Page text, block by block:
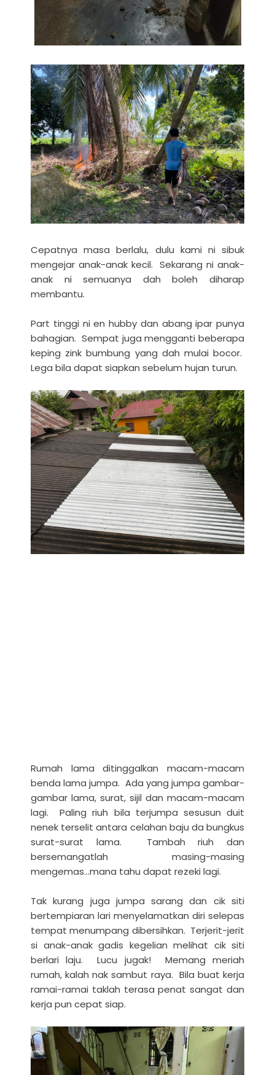
Cepatnya masa berlalu, dulu kami ni sibuk
mengejar anak-anak kecil. Sekarang ni anak-
anak ni semuanya dah boleh diharap
membantu.
Part tinggi ni en hubby dan abang ipar punya
bahagian. Sempat juga mengganti beberapa
keping zink bumbung yang dah mulai bocor.
Lega bila dapat siapkan sebelum hujan turun.
Rumah lama ditinggalkan macam-macam
benda lama jumpa. Ada yang jumpa gambar-
gambar lama, surat, sijil dan macam-macam
lagi. Paling riuh bila terjumpa sesusun duit
nenek terselit antara celahan baju da bungkus
surat-surat lama. Tambah riuh dan
bersemangatlah masing-masing
mengemas...mana tahu dapat rezeki lagi.
Tak kurang juga jumpa sarang dan cik siti
bertempiaran lari menyelamatkan diri selepas
tempat menumpang dibersihkan. Terjerit-jerit
si anak-anak gadis kegelian melihat cik siti
berlari laju. Lucu jugak! Memang meriah
rumah, kalah nak sambut raya. Bila buat kerja
ramai-ramai taklah terasa penat sangat dan
kerja pun cepat siap.